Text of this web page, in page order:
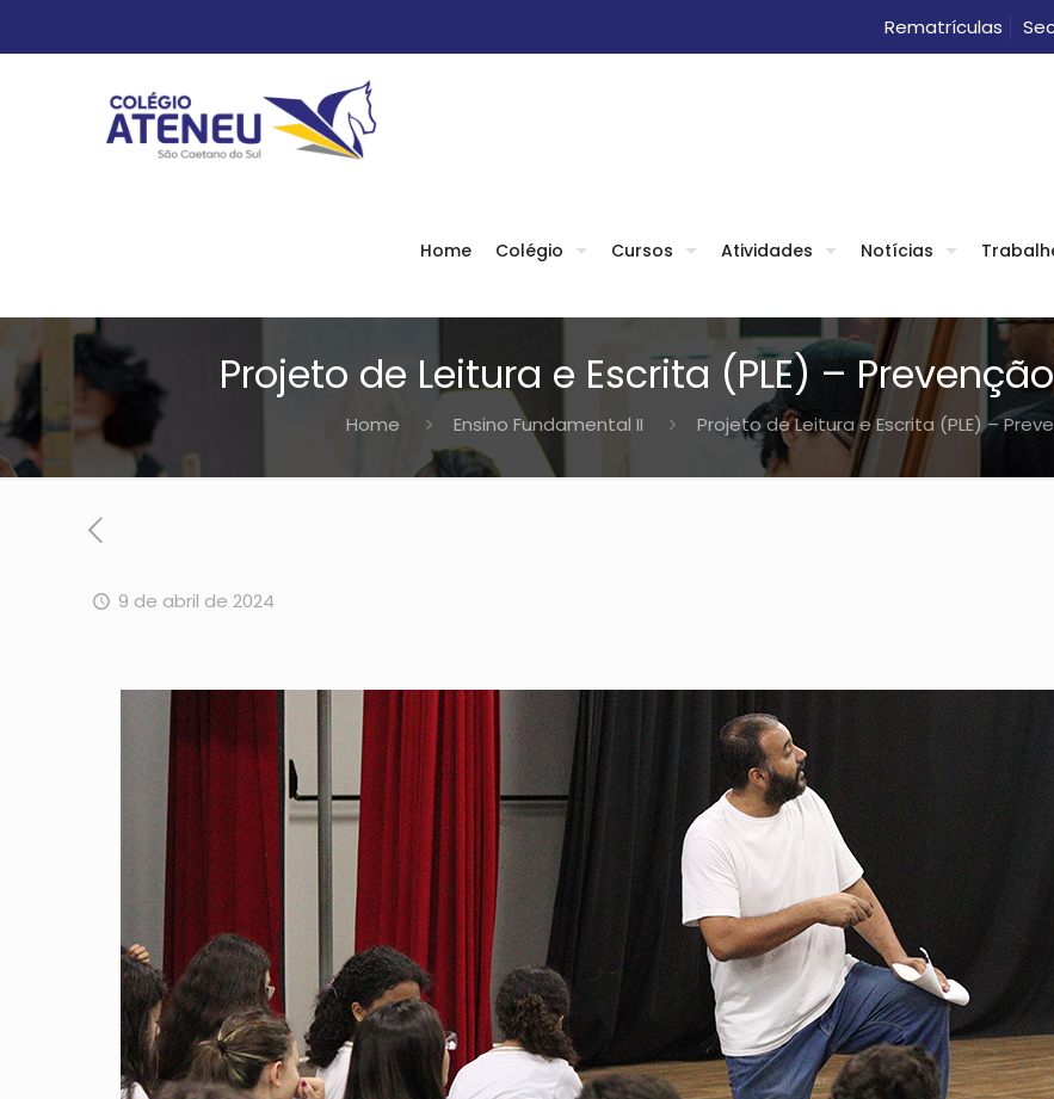
Rematrículas
Home Colégio Cursos Atividades Notícias
Projeto de Leitura e Escrita (PLE) –
Home Ensino Fundamental II Projeto de Leitura e Escrita (PLE) –
9 de abril de 2024